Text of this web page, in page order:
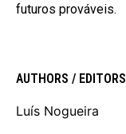
futuros prováveis.
AUTHORS / EDITORS
Luís Nogueira